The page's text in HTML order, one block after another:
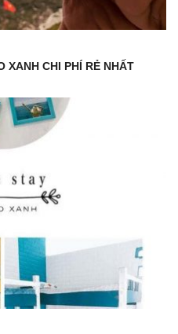
XANH CHI PHÍ RẺ NHẤT